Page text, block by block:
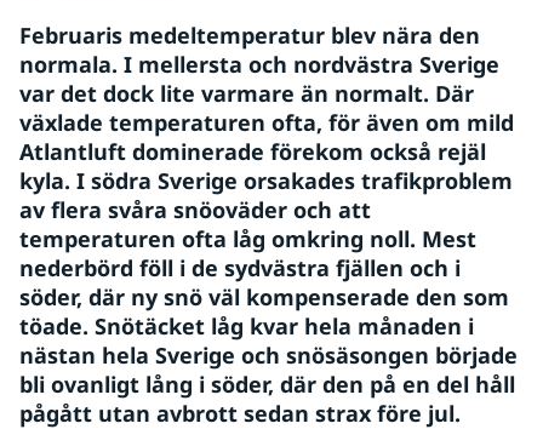
Februaris medeltemperatur blev nära den
normala. I mellersta och nordvästra Sverige
var det dock lite varmare än normalt. Där
växlade temperaturen ofta, för även om mild
Atlantluft dominerade förekom också rejäl
kyla. I södra Sverige orsakades trafikproblem
av flera svåra snöoväder och att
temperaturen ofta låg omkring noll. Mest
nederbörd föll i de sydvästra fjällen och i
söder, där ny snö väl kompenserade den som
töade. Snötäcket låg kvar hela månaden i
nästan hela Sverige och snösäsongen började
bli ovanligt lång i söder, där den på en del håll
pågått utan avbrott sedan strax före jul.